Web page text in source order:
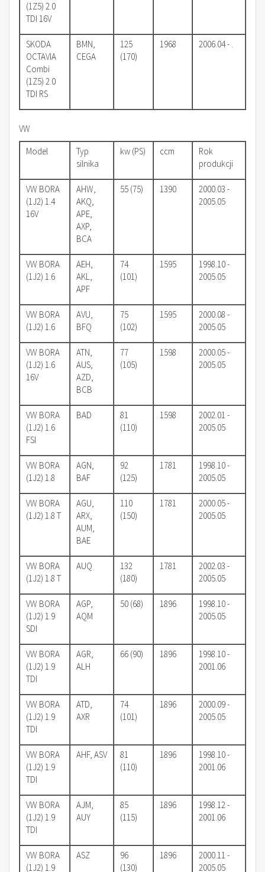
(1Z5) 2.0
TDI 16V
SKODA
OCTAVIA
Combi
(1Z5) 2.0
TDI RS
BMN,
CEGA
125
(170)
1968 2006.04 - .
VW
Model
Typ
silnika
kw (PS) ccm
Rok
produkcji
VW BORA
(1J2) 1.4
16V
AHW,
AKQ,
APE,
AXP,
BCA
55 (75) 1390
2000.03 -
2005.05
VW BORA
(1J2) 1.6
AEH,
AKL,
APF
74
(101)
1595
1998.10 -
2005.05
VW BORA
(1J2) 1.6
AVU,
BFQ
75
(102)
1595
2000.08 -
2005.05
VW BORA
(1J2) 1.6
16V
ATN,
AUS,
AZD,
BCB
77
(105)
1598
2000.05 -
2005.05
VW BORA
(1J2) 1.6
FSI
BAD
81
(110)
1598
2002.01 -
2005.05
VW BORA
(1J2) 1.8
AGN,
BAF
92
(125)
1781
1998.10 -
2005.05
VW BORA
(1J2) 1.8 T
AGU,
ARX,
AUM,
BAE
110
(150)
1781
2000.05 -
2005.05
VW BORA
(1J2) 1.8 T
AUQ
132
(180)
1781
2002.03 -
2005.05
VW BORA
(1J2) 1.9
SDI
AGP,
AQM
50 (68) 1896
1998.10 -
2005.05
VW BORA
(1J2) 1.9
TDI
AGR,
ALH
66 (90) 1896
1998.10 -
2001.06
VW BORA
(1J2) 1.9
TDI
ATD,
AXR
74
(101)
1896
2000.09 -
2005.05
VW BORA
(1J2) 1.9
TDI
AHF, ASV
81
(110)
1896
1998.10 -
2001.06
VW BORA
(1J2) 1.9
TDI
AJM,
AUY
85
(115)
1896
1998.12 -
2001.06
VW BORA
(1J2) 1.9
ASZ
96
(130)
1896
2000.11 -
2005.05